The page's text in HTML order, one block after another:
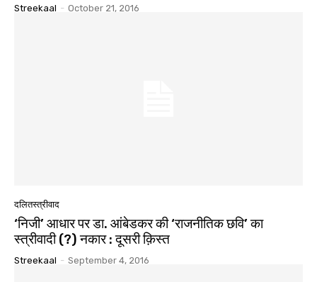
Streekaal - October 21, 2016
दलितस्त्रीवाद
‘निजी’ आधार पर डा. आंबेडकर की ‘राजनीतिक छवि’ का
स्त्रीवादी (?) नकार : दूसरी क़िस्त
Streekaal - September 4, 2016